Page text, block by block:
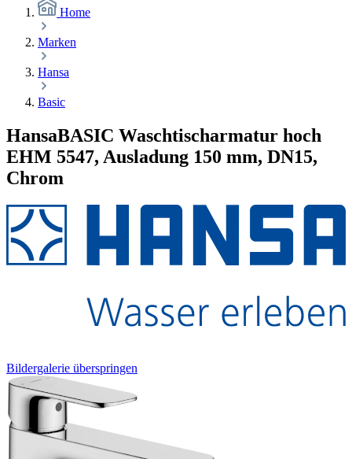
Home
Marken
Hansa
Basic
HansaBASIC Waschtischarmatur hoch
EHM 5547, Ausladung 150 mm, DN15,
Chrom
Bildergalerie überspringen